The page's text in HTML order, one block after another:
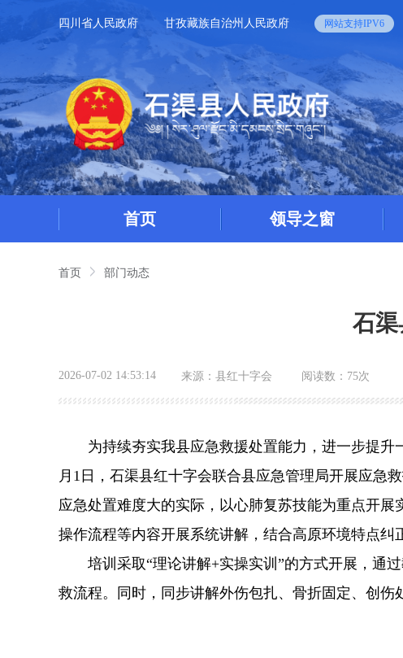
四川省人民政府 甘孜藏族自治州人民政府 网站支持IPV6
首页 领导之窗
首页 部门动态
石渠
2026-07-02 14:53:14 来源： 县红十字会 阅读数： 75次
为持续夯实我县应急救援处置能力，进一步提
月1日，石渠县红十字会联合县应急管理局开展应急
应急处置难度大的实际，以心肺复苏技能为重点开
操作流程等内容开展系统讲解，结合高原环境特点纠
培训采取“理论讲解+实操实训”的方式开展，通
救流程。同时，同步讲解外伤包扎、骨折固定、创伤